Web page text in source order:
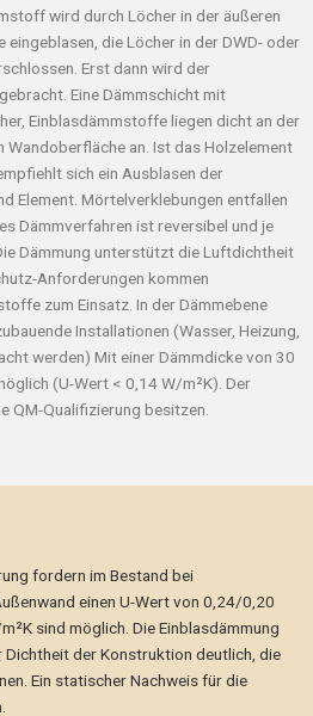
wird durch Löcher in der äußeren
die Löcher in der DWD- oder
Erst dann wird der
Eine Dämmschicht mit
Einblasdämmstoffe liegen dicht an der
an. Ist das Holzelement
sich ein Ausblasen der
Element. Mörtelverklebungen entfallen
Dämmverfahren ist reversibel und je
Dämmung unterstützt die Luftdichtheit
Anforderungen kommen
zum Einsatz. In der Dämmebene
Installationen (Wasser, Heizung,
werden) Mit einer Dämmdicke von 30
(U-Wert < 0,14 W/m²K). Der
QM-Qualifizierung besitzen.
fordern im Bestand bei
einen U-Wert von 0,24/0,20
sind möglich. Die Einblasdämmung
Dichtheit der Konstruktion deutlich, die
Ein statischer Nachweis für die